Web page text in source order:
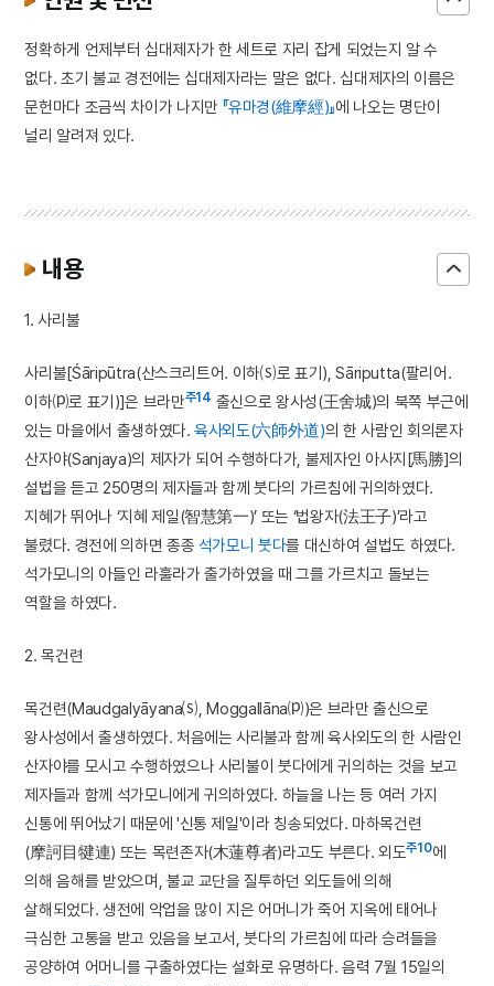
정확하게 언제부터 십대제자가 한 세트로 자리 잡게 되었는지 알 수
없다. 초기 불교 경전에는 십대제자라는 말은 없다. 십대제자의 이름은
문헌마다 조금씩 차이가 나지만 『유마경(維摩經)』에 나오는 명단이
널리 알려져 있다.
내용
1. 사리불
사리불[Śāripūtra(산스크리트어. 이하⒮로 표기), Sāriputta(팔리어.
이하⒫로 표기)]은 브라만주14 출신으로 왕사성(王舍城)의 북쪽 부근에
있는 마을에서 출생하였다.육사외도(六師外道)의 한 사람인 회의론자
산자야(Sanjaya)의 제자가 되어 수행하다가, 불제자인 아사지[馬勝]의
설법을 듣고 250명의 제자들과 함께 붓다의 가르침에 귀의하였다.
지혜가 뛰어나 ‘지혜 제일(智慧第一)’ 또는 ‘법왕자(法王子)’라고
불렸다. 경전에 의하면 종종 석가모니 붓다를 대신하여 설법도 하였다.
석가모니의 아들인 라훌라가 출가하였을 때 그를 가르치고 돌보는
역할을 하였다.
2. 목건련
목건련(Maudgalyāyana⒮, Moggallāna⒫)은 브라만 출신으로
왕사성에서 출생하였다. 처음에는 사리불과 함께 육사외도의 한 사람인
산자야를 모시고 수행하였으나 사리불이 붓다에게 귀의하는 것을 보고
제자들과 함께 석가모니에게 귀의하였다. 하늘을 나는 등 여러 가지
신통에 뛰어났기 때문에 '신통 제일'이라 칭송되었다. 마하목건련
(摩訶目犍連) 또는 목련존자(木蓮尊者)라고도 부른다. 외도주10에
의해 음해를 받았으며, 불교 교단을 질투하던 외도들에 의해
살해되었다. 생전에 악업을 많이 지은 어머니가 죽어 지옥에 태어나
극심한 고통을 받고 있음을 보고서, 붓다의 가르침에 따라 승려들을
공양하여 어머니를 구출하였다는 설화로 유명하다. 음력 7월 15일의